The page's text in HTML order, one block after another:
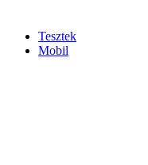
Tesztek
Mobil